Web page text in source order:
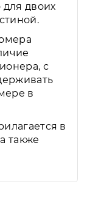
для двоих
с
в
в
также